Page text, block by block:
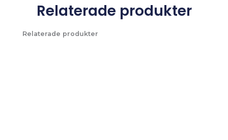
Relaterade produkter
Relaterade produkter